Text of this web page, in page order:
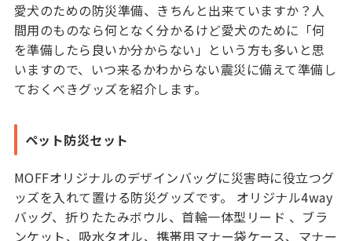
愛犬のための防災準備、きちんと出来ていますか？人
間用のものなら何となく分かるけど愛犬のために「何
を準備したら良いか分からない」という方も多いと思
いますので、いつ来るかわからない震災に備えて準備し
ておくべきグッズを紹介します。
ペット防災セット
MOFFオリジナルのデザインバッグに災害時に役立つグ
ッズを入れて置ける防災グッズです。 オリジナル4way
バッグ、折りたたみボウル、首輪一体型リード 、ブラ
ンケット、吸水タオル、携帯用マナー袋ケース、マナー